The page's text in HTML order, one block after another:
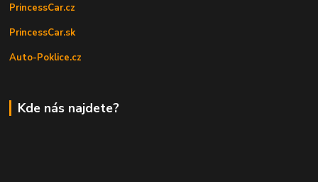
PrincessCar.cz
PrincessCar.sk
Auto-Poklice.cz
Kde nás najdete?